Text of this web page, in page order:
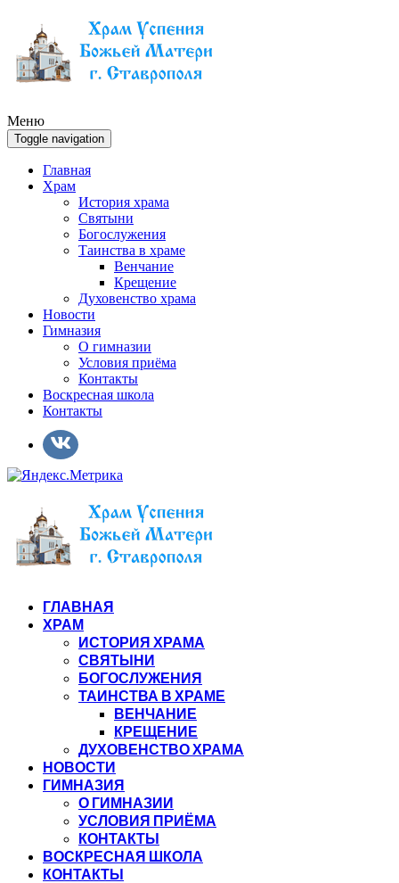
Меню
Toggle navigation
Главная
Храм
История храма
Святыни
Богослужения
Таинства в храме
Венчание
Крещение
Духовенство храма
Новости
Гимназия
О гимназии
Условия приёма
Контакты
Воскресная школа
Контакты
ГЛАВНАЯ
ХРАМ
ИСТОРИЯ ХРАМА
СВЯТЫНИ
БОГОСЛУЖЕНИЯ
ТАИНСТВА В ХРАМЕ
ВЕНЧАНИЕ
КРЕЩЕНИЕ
ДУХОВЕНСТВО ХРАМА
НОВОСТИ
ГИМНАЗИЯ
О ГИМНАЗИИ
УСЛОВИЯ ПРИЁМА
КОНТАКТЫ
ВОСКРЕСНАЯ ШКОЛА
КОНТАКТЫ